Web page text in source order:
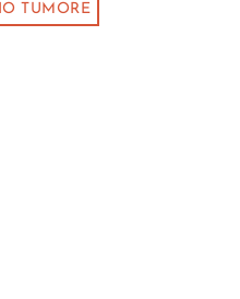
TUMORE